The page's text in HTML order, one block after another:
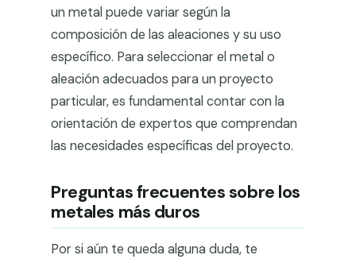
un metal puede variar según la
composición de las aleaciones y su uso
específico. Para seleccionar el metal o
aleación adecuados para un proyecto
particular, es fundamental contar con la
orientación de expertos que comprendan
las necesidades específicas del proyecto.
Preguntas frecuentes sobre los
metales más duros
Por si aún te queda alguna duda, te